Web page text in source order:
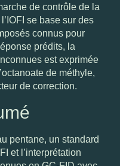
de contrôle de la
se base sur des
connus pour
prédits, la
est exprimée
de méthyle,
de correction.
pentane, un standard
et l’interprétation